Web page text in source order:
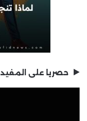
حصريا على المفيد